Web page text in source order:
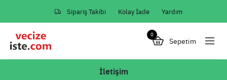
Sipariş Takibi Kolay İade Yardım
Sepetim
0
İletişim